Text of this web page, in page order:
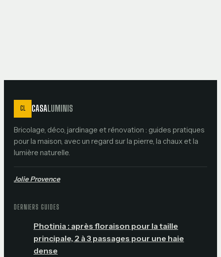
CL CASALUMINIS
Bricolage, déco, jardinage et rénovation : guides pratiques
pour la maison, avec un regard sur la pierre, la chaux et la
lumière naturelle.
Jolie Provence
DERNIERS GUIDES
Photinia : après floraison pour la taille
principale, 2 à 3 passages pour une haie
dense